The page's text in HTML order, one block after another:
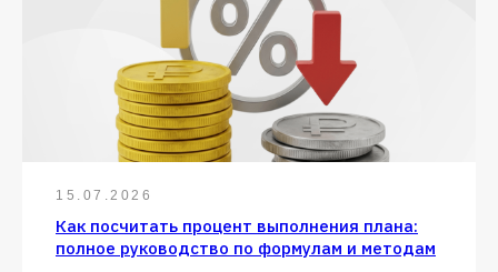
15.07.2026
Как посчитать процент выполнения плана:
полное руководство по формулам и методам